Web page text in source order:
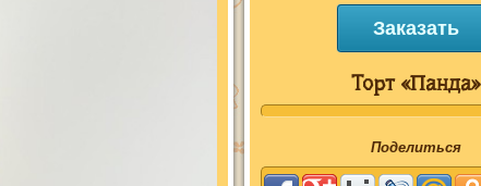
Заказать
Торт «Панда»
Поделиться